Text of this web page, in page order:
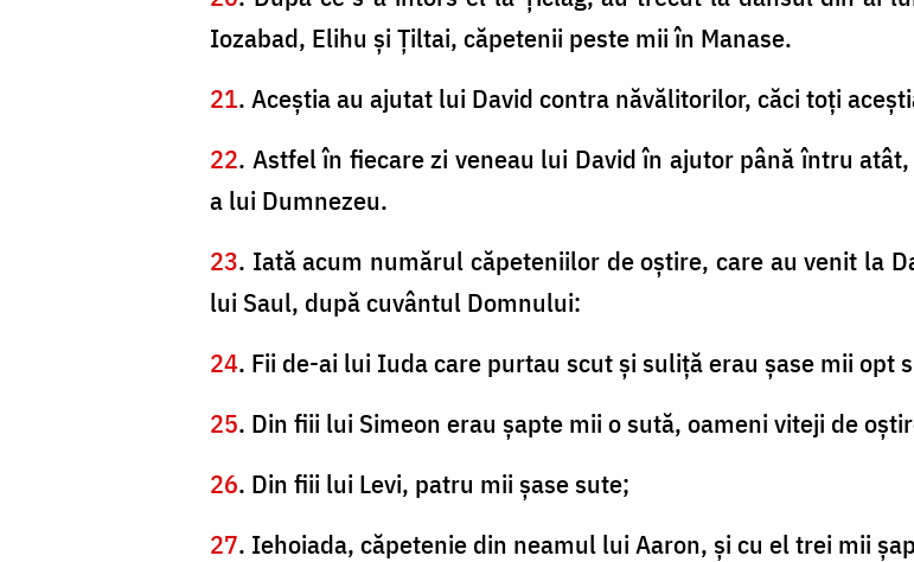
Iozabad, Elihu şi Ţiltai, căpetenii peste mii în Manase.
21. Aceştia au ajutat lui David contra năvălitorilor, căci toţi
22. Astfel în fiecare zi veneau lui David în ajutor până întru
a lui Dumnezeu.
23. Iată acum numărul căpeteniilor de oştire, care au venit la
lui Saul, după cuvântul Domnului:
24. Fii de-ai lui Iuda care purtau scut şi suliţă erau şase mii opt
25. Din fiii lui Simeon erau şapte mii o sută, oameni viteji de
26. Din fiii lui Levi, patru mii şase sute;
27. Iehoiada, căpetenie din neamul lui Aaron, şi cu el trei mii